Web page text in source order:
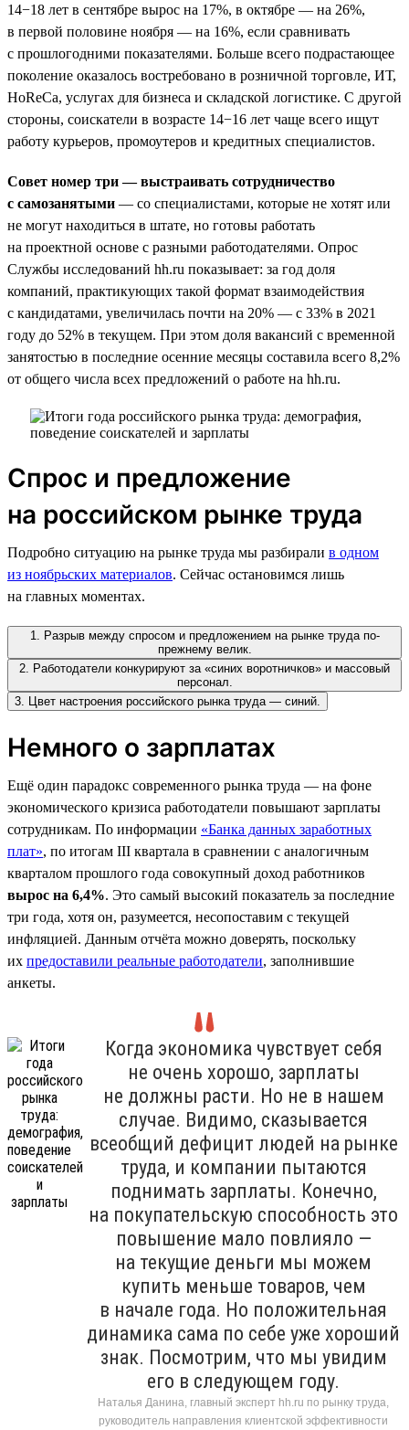
14−18 лет в сентябре вырос на 17%, в октябре — на 26%,
в первой половине ноября — на 16%, если сравнивать
с прошлогодними показателями. Больше всего подрастающее
поколение оказалось востребовано в розничной торговле, ИТ,
HoReCa, услугах для бизнеса и складской логистике. С другой
стороны, соискатели в возрасте 14−16 лет чаще всего ищут
работу курьеров, промоутеров и кредитных специалистов.
Совет номер три — выстраивать сотрудничество
с самозанятыми — со специалистами, которые не хотят или
не могут находиться в штате, но готовы работать
на проектной основе с разными работодателями. Опрос
Службы исследований hh.ru показывает: за год доля
компаний, практикующих такой формат взаимодействия
с кандидатами, увеличилась почти на 20% — с 33% в 2021
году до 52% в текущем. При этом доля вакансий с временной
занятостью в последние осенние месяцы составила всего 8,2%
от общего числа всех предложений о работе на hh.ru.
Спрос и предложение
на российском рынке труда
Подробно ситуацию на рынке труда мы разбирали в одном
из ноябрьских материалов. Сейчас остановимся лишь
на главных моментах.
1. Разрыв между спросом и предложением на рынке труда по-
прежнему велик.
2. Работодатели конкурируют за «синих воротничков» и массовый
персонал.
3. Цвет настроения российского рынка труда — синий.
Немного о зарплатах
Ещё один парадокс современного рынка труда — на фоне
экономического кризиса работодатели повышают зарплаты
сотрудникам. По информации «Банка данных заработных
плат», по итогам III квартала в сравнении с аналогичным
кварталом прошлого года совокупный доход работников
вырос на 6,4%. Это самый высокий показатель за последние
три года, хотя он, разумеется, несопоставим с текущей
инфляцией. Данным отчёта можно доверять, поскольку
их предоставили реальные работодатели, заполнившие
анкеты.
Когда экономика чувствует себя
не очень хорошо, зарплаты
не должны расти. Но не в нашем
случае. Видимо, сказывается
всеобщий дефицит людей на рынке
труда, и компании пытаются
поднимать зарплаты. Конечно,
на покупательскую способность это
повышение мало повлияло —
на текущие деньги мы можем
купить меньше товаров, чем
в начале года. Но положительная
динамика сама по себе уже хороший
знак. Посмотрим, что мы увидим
его в следующем году.
Наталья Данина, главный эксперт hh.ru по рынку труда,
руководитель направления клиентской эффективности